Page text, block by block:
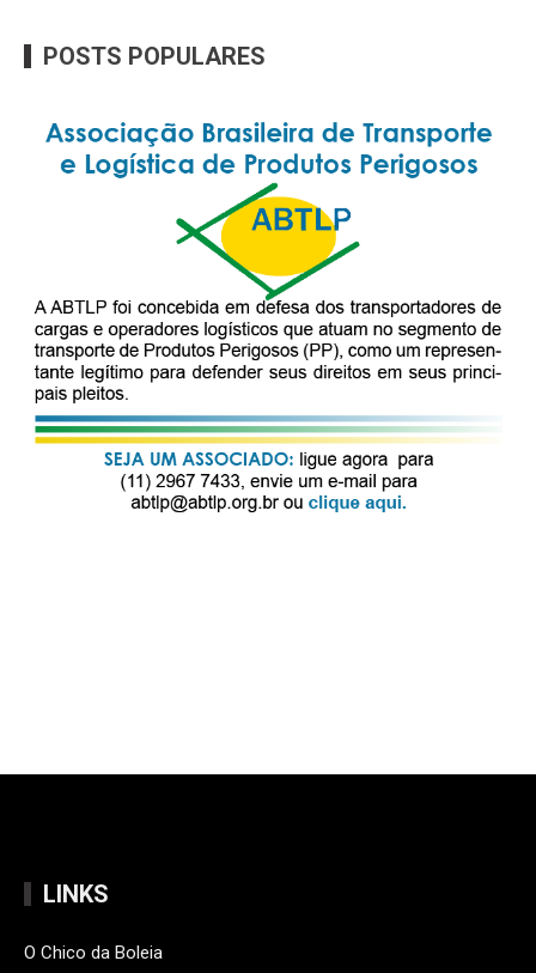
POSTS POPULARES
LINKS
O Chico da Boleia